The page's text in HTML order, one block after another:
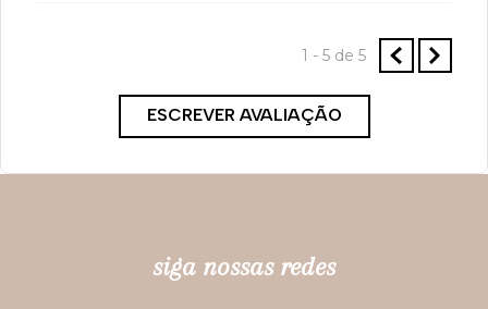
1 - 5 de 5
ESCREVER AVALIAÇÃO
siga nossas redes